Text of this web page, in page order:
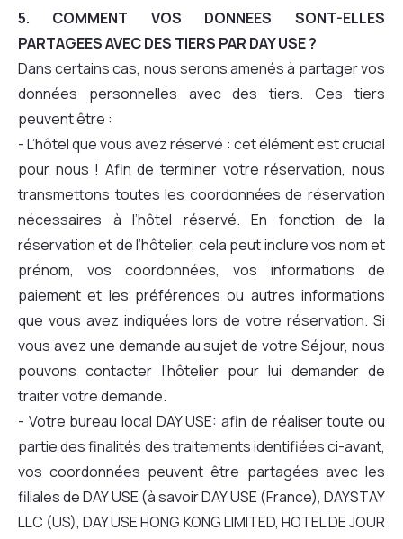
5. COMMENT VOS DONNEES SONT-ELLES
PARTAGEES AVEC DES TIERS PAR DAY USE ?
Dans certains cas, nous serons amenés à partager vos
données personnelles avec des tiers. Ces tiers
peuvent être :
- L’hôtel que vous avez réservé : cet élément est crucial
pour nous ! Afin de terminer votre réservation, nous
transmettons toutes les coordonnées de réservation
nécessaires à l’hôtel réservé. En fonction de la
réservation et de l’hôtelier, cela peut inclure vos nom et
prénom, vos coordonnées, vos informations de
paiement et les préférences ou autres informations
que vous avez indiquées lors de votre réservation. Si
vous avez une demande au sujet de votre Séjour, nous
pouvons contacter l’hôtelier pour lui demander de
traiter votre demande.
- Votre bureau local DAY USE: afin de réaliser toute ou
partie des finalités des traitements identifiées ci-avant,
vos coordonnées peuvent être partagées avec les
filiales de DAY USE (à savoir DAY USE (France), DAYSTAY
LLC (US), DAY USE HONG KONG LIMITED, HOTEL DE JOUR